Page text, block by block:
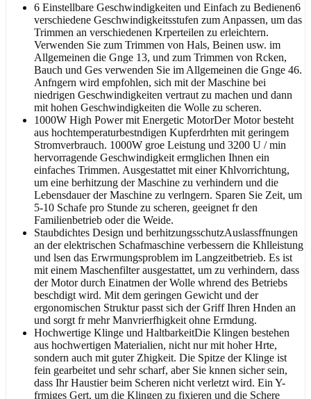
6 Einstellbare Geschwindigkeiten und Einfach zu Bedienen6
verschiedene Geschwindigkeitsstufen zum Anpassen, um das
Trimmen an verschiedenen Krperteilen zu erleichtern.
Verwenden Sie zum Trimmen von Hals, Beinen usw. im
Allgemeinen die Gnge 13, und zum Trimmen von Rcken,
Bauch und Ges verwenden Sie im Allgemeinen die Gnge 46.
Anfngern wird empfohlen, sich mit der Maschine bei
niedrigen Geschwindigkeiten vertraut zu machen und dann
mit hohen Geschwindigkeiten die Wolle zu scheren.
1000W High Power mit Energetic MotorDer Motor besteht
aus hochtemperaturbestndigen Kupferdrhten mit geringem
Stromverbrauch. 1000W groe Leistung und 3200 U / min
hervorragende Geschwindigkeit ermglichen Ihnen ein
einfaches Trimmen. Ausgestattet mit einer Khlvorrichtung,
um eine berhitzung der Maschine zu verhindern und die
Lebensdauer der Maschine zu verlngern. Sparen Sie Zeit, um
5-10 Schafe pro Stunde zu scheren, geeignet fr den
Familienbetrieb oder die Weide.
Staubdichtes Design und berhitzungsschutzAuslassffnungen
an der elektrischen Schafmaschine verbessern die Khlleistung
und lsen das Erwrmungsproblem im Langzeitbetrieb. Es ist
mit einem Maschenfilter ausgestattet, um zu verhindern, dass
der Motor durch Einatmen der Wolle whrend des Betriebs
beschdigt wird. Mit dem geringen Gewicht und der
ergonomischen Struktur passt sich der Griff Ihren Hnden an
und sorgt fr mehr Manvrierfhigkeit ohne Ermdung.
Hochwertige Klinge und HaltbarkeitDie Klingen bestehen
aus hochwertigen Materialien, nicht nur mit hoher Hrte,
sondern auch mit guter Zhigkeit. Die Spitze der Klinge ist
fein gearbeitet und sehr scharf, aber Sie knnen sicher sein,
dass Ihr Haustier beim Scheren nicht verletzt wird. Ein Y-
frmiges Gert, um die Klingen zu fixieren und die Schere